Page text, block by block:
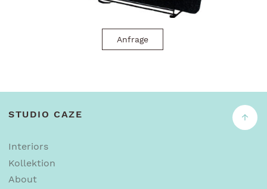
Anfrage
STUDIO CAZE
Interiors
Kollektion
About
↑